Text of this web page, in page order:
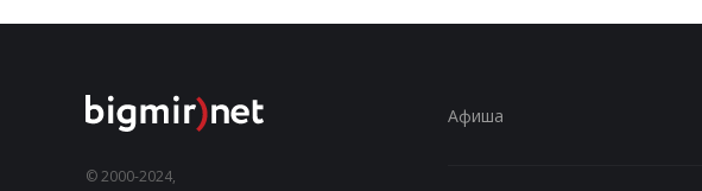
© 2000-2024,
Афиша